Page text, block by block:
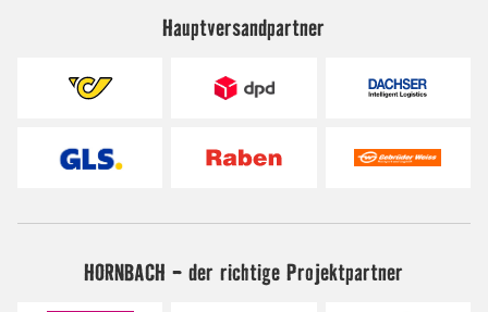
Hauptversandpartner
HORNBACH - der richtige Projektpartner